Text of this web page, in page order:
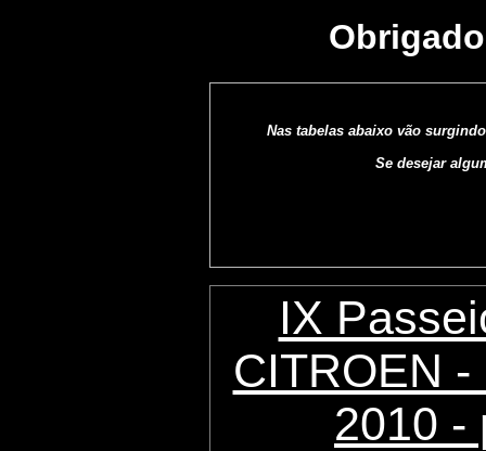
Nas tabelas abaixo vão
Se desejar
IX
CITROEN -
2010 -